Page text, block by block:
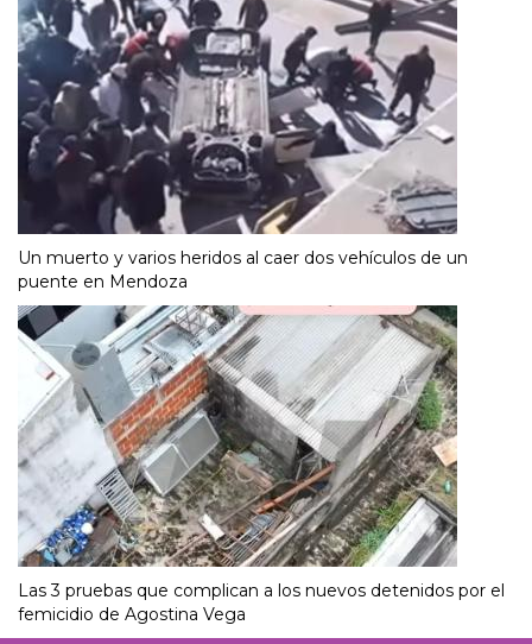
Un muerto y varios heridos al caer dos vehículos de un
puente en Mendoza
Las 3 pruebas que complican a los nuevos detenidos por el
femicidio de Agostina Vega